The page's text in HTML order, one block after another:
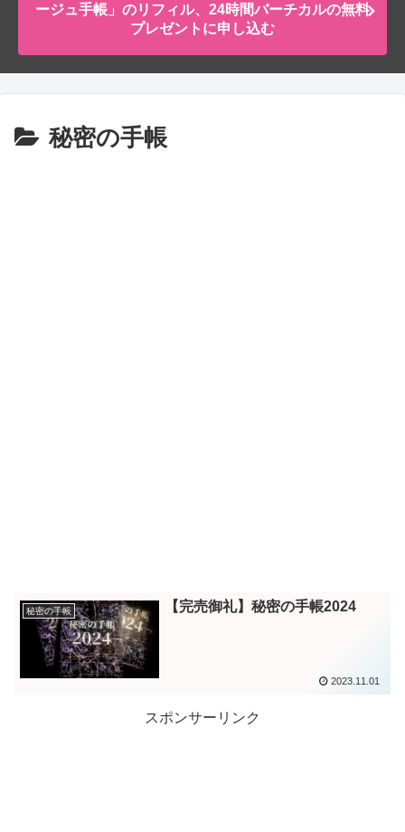
ージュ手帳」のリフィル、24時間バーチカルの無料
プレゼントに申し込む
秘密の手帳
秘密の手帳 【完売御礼】秘密の手帳2024
2023.11.01
スポンサーリンク